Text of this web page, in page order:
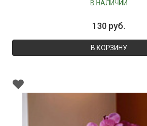
В НАЛИЧИИ
130 руб.
В КОРЗИНУ